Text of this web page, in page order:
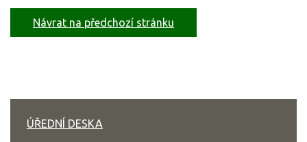
Návrat na předchozí stránku
ÚŘEDNÍ DESKA